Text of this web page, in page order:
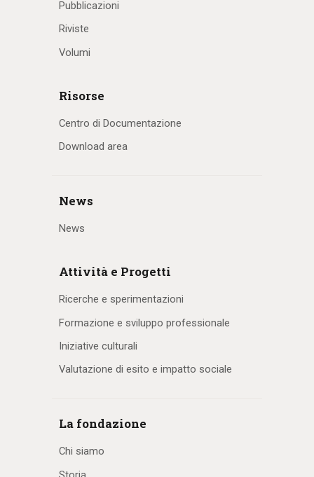
Pubblicazioni
Riviste
Volumi
Risorse
Centro di Documentazione
Download area
News
News
Attività e Progetti
Ricerche e sperimentazioni
Formazione e sviluppo professionale
Iniziative culturali
Valutazione di esito e impatto sociale
La fondazione
Chi siamo